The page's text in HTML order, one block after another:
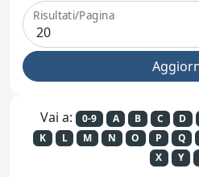
Risultati/Pagina
Vai a: 0-9 A B C D
K
L M N O P Q
X
Y